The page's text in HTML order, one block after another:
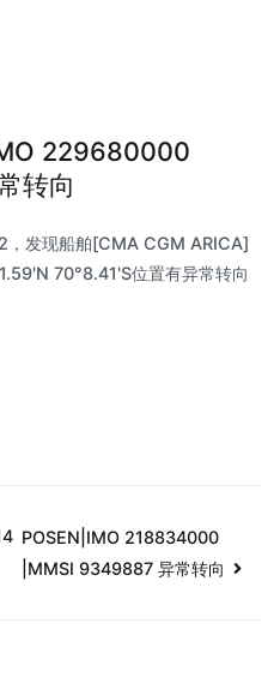
229680000
转向
发现船舶[CMA CGM ARICA]
70°8.41'S位置有异常转向
POSEN|IMO 218834000
|MMSI 9349887 异常转向